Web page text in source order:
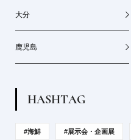
大分
鹿児島
HASHTAG
#海鮮 #展示会・企画展